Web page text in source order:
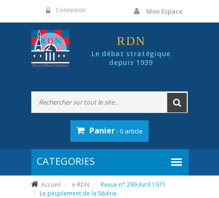
Connexion Mon Espace
RDN
Le débat stratégique
depuis 1939
Panier- 0 article
Accueil e-RDN
Revue n° 299 Avril 1971
Le peuplement de la Sibérie